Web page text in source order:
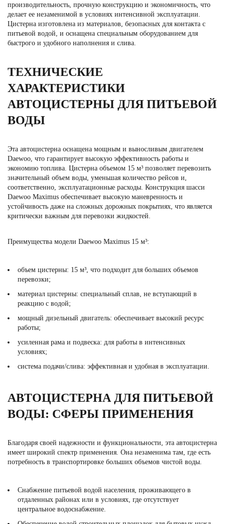
производительность, прочную конструкцию и экономичность, что
делает ее незаменимой в условиях интенсивной эксплуатации.
Цистерна изготовлена из материалов, безопасных для контакта с
питьевой водой, и оснащена специальным оборудованием для
быстрого и удобного наполнения и слива.
ТЕХНИЧЕСКИЕ
ХАРАКТЕРИСТИКИ
АВТОЦИСТЕРНЫ ДЛЯ ПИТЬЕВОЙ
ВОДЫ
Эта автоцистерна оснащена мощным и выносливым двигателем
Daewoo, что гарантирует высокую эффективность работы и
экономию топлива. Цистерна объемом 15 м³ позволяет перевозить
значительный объем воды, уменьшая количество рейсов и,
соответственно, эксплуатационные расходы. Конструкция шасси
Daewoo Maximus обеспечивает высокую маневренность и
устойчивость даже на сложных дорожных покрытиях, что является
критически важным для перевозки жидкостей.
Преимущества модели Daewoo Maximus 15 м³:
объем цистерны: 15 м³, что подходит для больших объемов
перевозки;
материал цистерны: специальный сплав, не вступающий в
реакцию с водой;
мощный дизельный двигатель: обеспечивает высокий ресурс
работы;
усиленная рама и подвеска: для работы в интенсивных
условиях;
система подачи/слива: эффективная и удобная в эксплуатации.
АВТОЦИСТЕРНА ДЛЯ ПИТЬЕВОЙ
ВОДЫ: СФЕРЫ ПРИМЕНЕНИЯ
Благодаря своей надежности и функциональности, эта автоцистерна
имеет широкий спектр применения. Она незаменима там, где есть
потребность в транспортировке больших объемов чистой воды.
Снабжение питьевой водой населения, проживающего в
отдаленных районах или в условиях, где отсутствует
центральное водоснабжение.